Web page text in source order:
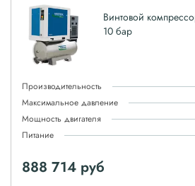
Винтовой
10 бар
Производительность
Максимальное давление
Мощность двигателя
Питание
888 714 руб